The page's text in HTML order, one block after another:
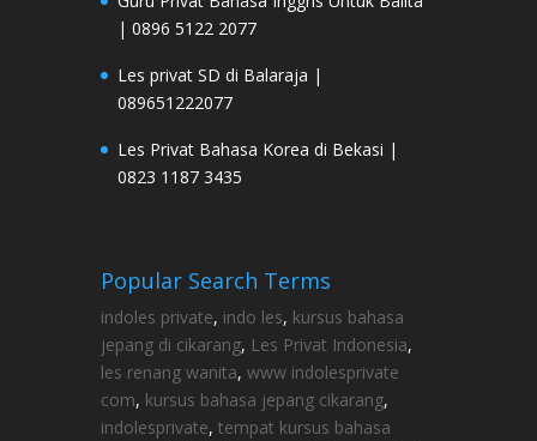
| 0896 5122 2077
Les privat SD di Balaraja |
089651222077
Les Privat Bahasa Korea di Bekasi |
0823 1187 3435
Popular Search Terms
indoles private, indo les, kursus bahasa
jepang di cikarang, Les Privat Indonesia,
les renang wanita, www indolesprivate
com, kursus bahasa jepang cikarang,
indolesprivate, tempat kursus bahasa